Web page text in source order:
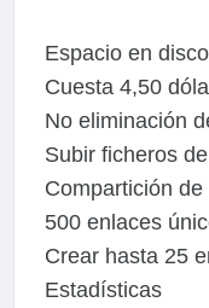
Espacio en
Cuesta 4,50
No eliminación
Subir ficheros
Compartición
500 enlaces
Crear hasta 25
Estadísticas